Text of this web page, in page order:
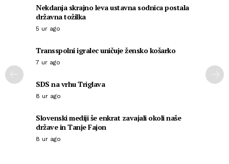
Nekdanja skrajno leva ustavna sodnica postala
državna tožilka
5 ur ago
Transspolni igralec uničuje žensko košarko
7 ur ago
SDS na vrhu Triglava
8 ur ago
Slovenski mediji še enkrat zavajali okoli naše
države in Tanje Fajon
8 ur ago